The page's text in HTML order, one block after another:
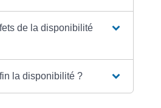
de la disponibilité
la disponibilité ?